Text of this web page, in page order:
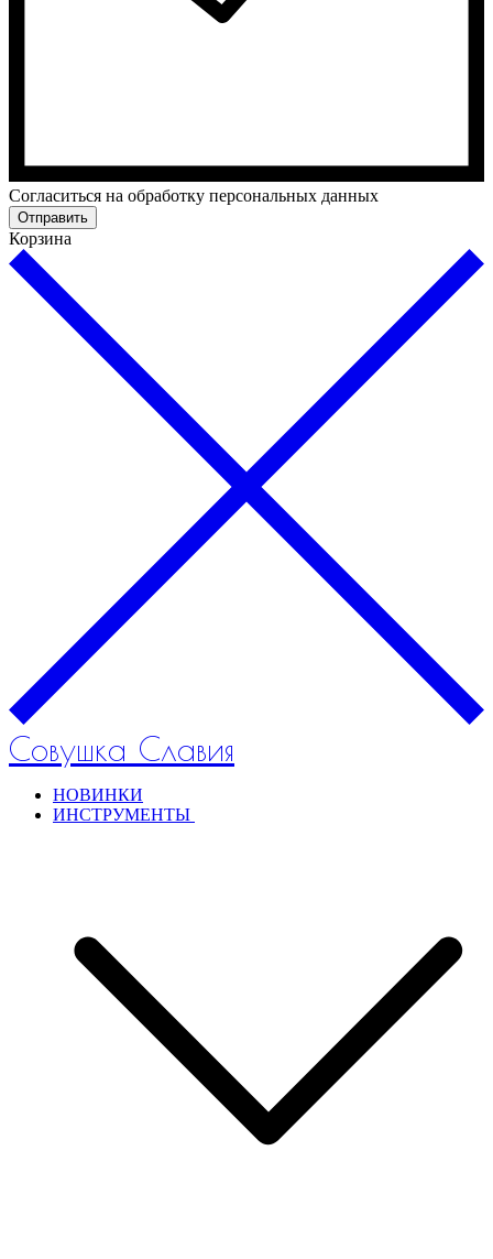
Cогласиться на обработку персональных данных
Отправить
Корзина
Совушка Славия
НОВИНКИ
ИНСТРУМЕНТЫ